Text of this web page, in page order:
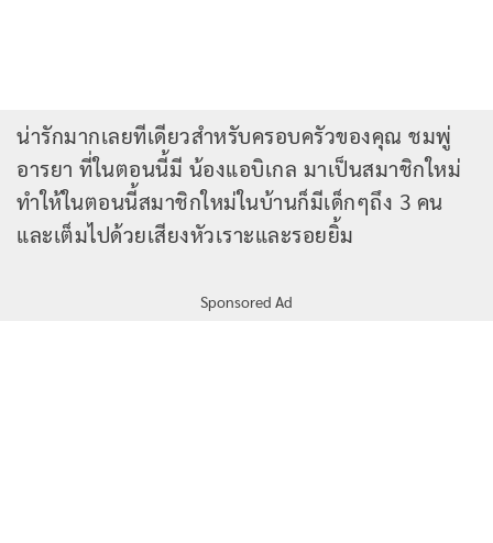
น่ารักมากเลยทีเดียวสำหรับครอบครัวของคุณ ชมพู่
อารยา ที่ในตอนนี้มี น้องแอบิเกล มาเป็นสมาชิกใหม่
ทำให้ในตอนนี้สมาชิกใหม่ในบ้านก็มีเด็กๆถึง 3 คน
และเต็มไปด้วยเสียงหัวเราะและรอยยิ้ม
Sponsored Ad